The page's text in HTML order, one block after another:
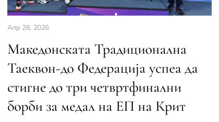
Апр 28, 2026
Македонската Традиционална
Таеквон-до Федерација успеа да
стигне до три четвртфинални
борби за медал на ЕП на Крит